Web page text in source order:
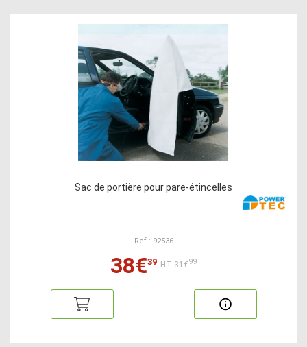
Sac de portière pour pare-étincelles
Ref : 92536
38€39 HT:31€99